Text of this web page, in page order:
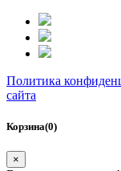
Политика
сайта
Корзина(0)
×